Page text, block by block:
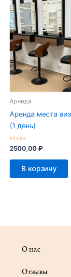
Аренда
Аренда места
(1 день)
Оценка
из
2500,00₽
В корзину
О нас
Отзывы